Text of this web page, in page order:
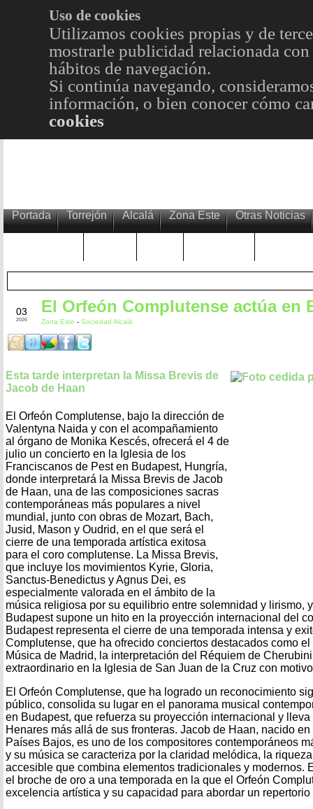
Uso de cookies
Utilizamos cookies propias y de
mostrarle publicidad relacionada
hábitos de navegación.
Si continúa navegando,
información, o bien conocer cómo
cookies
Portada Torrejón Alcalá Zona Este Otras Noticias
03
2026
El Orfeón Complutense actúa en
Zona Este - Sociedad Alcalá
Esta tarde interpretan la Missa Brevis de
Jacob de Haan
El Orfeón Complutense, bajo la dirección de
Valentyna Naida y con el acompañamiento
al órgano de Monika Kescés, ofrecerá el 4 de
julio un concierto en la Iglesia de los
Franciscanos de Pest en Budapest, Hungría,
donde interpretará la Missa Brevis de Jacob
de Haan, una de las composiciones sacras
contemporáneas más populares a nivel
mundial, junto con obras de Mozart, Bach,
Jusid, Mason y Oudrid, en el que será el
cierre de una temporada artística exitosa
para el coro complutense. La Missa Brevis,
que incluye los movimientos Kyrie, Gloria,
Sanctus-Benedictus y Agnus Dei, es
especialmente valorada en el ámbito de la
música religiosa por su equilibrio entre solemnidad y lirismo,
Budapest supone un hito en la proyección internacional del
Budapest representa el cierre de una temporada intensa y
Complutense, que ha ofrecido conciertos destacados como
Música de Madrid, la interpretación del Réquiem de
extraordinario en la Iglesia de San Juan de la Cruz con
El Orfeón Complutense, que ha logrado un reconocimiento
público, consolida su lugar en el panorama musical
en Budapest, que refuerza su proyección internacional y
Henares más allá de sus fronteras. Jacob de Haan, nacido
Países Bajos, es uno de los compositores contemporáneos
y su música se caracteriza por la claridad melódica, la
accesible que combina elementos tradicionales y modernos.
el broche de oro a una temporada en la que el Orfeón
excelencia artística y su capacidad para abordar un